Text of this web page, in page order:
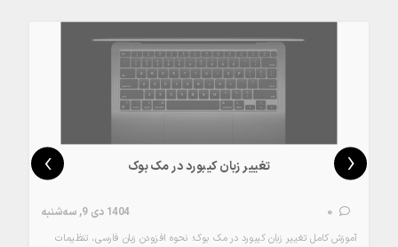
تغییر زبان کیبورد در مک بوک
0 1404 دی 9, سه‌شنبه
آموزش کامل تغییر زبان کیبورد در مک بوک؛ نحوه افزودن زبان فارسی، تنظیمات
‹
›